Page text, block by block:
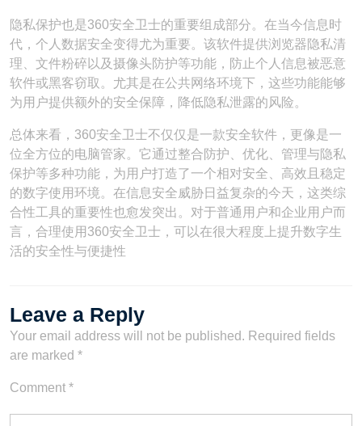
隐私保护也是360安全卫士的重要组成部分。在当今信息时
代，个人数据安全变得尤为重要。该软件提供浏览器隐私清
理、文件粉碎以及摄像头防护等功能，防止个人信息被恶意
软件或黑客窃取。尤其是在公共网络环境下，这些功能能够
为用户提供额外的安全保障，降低隐私泄露的风险。
总体来看，360安全卫士不仅仅是一款安全软件，更像是一
位全方位的电脑管家。它通过整合防护、优化、管理与隐私
保护等多种功能，为用户打造了一个相对安全、高效且稳定
的数字使用环境。在信息安全威胁日益复杂的今天，这类综
合性工具的重要性也愈发突出。对于普通用户和企业用户而
言，合理使用360安全卫士，可以在很大程度上提升数字生
活的安全性与便捷性
Leave a Reply
Your email address will not be published. Required fields
are marked *
Comment *